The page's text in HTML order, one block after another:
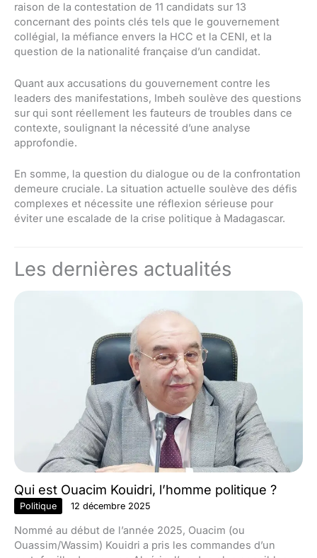
raison de la contestation de 11 candidats sur 13
concernant des points clés tels que le gouvernement
collégial, la méfiance envers la HCC et la CENI, et la
question de la nationalité française d’un candidat.
Quant aux accusations du gouvernement contre les
leaders des manifestations, Imbeh soulève des questions
sur qui sont réellement les fauteurs de troubles dans ce
contexte, soulignant la nécessité d’une analyse
approfondie.
En somme, la question du dialogue ou de la confrontation
demeure cruciale. La situation actuelle soulève des défis
complexes et nécessite une réflexion sérieuse pour
éviter une escalade de la crise politique à Madagascar.
Les dernières actualités
Qui est Ouacim Kouidri, l’homme politique ?
Politique 12 décembre 2025
Nommé au début de l’année 2025, Ouacim (ou
Ouassim/Wassim) Kouidri a pris les commandes d’un